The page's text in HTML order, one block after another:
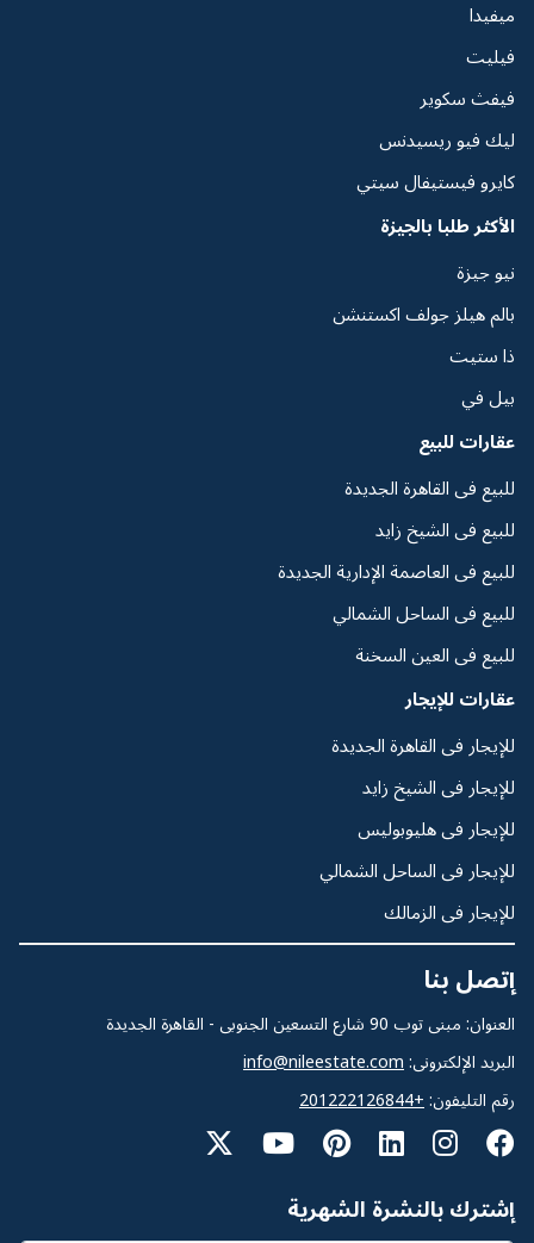
ميفيدا
فيليت
فيفث سكوير
ليك فيو ريسيدنس
كايرو فيستيفال سيتي
الأكثر طلبا بالجيزة
نيو جيزة
بالم هيلز جولف اكستنشن
ذا ستيت
بيل في
عقارات للبيع
للبيع فى القاهرة الجديدة
للبيع فى الشيخ زايد
للبيع فى العاصمة الإدارية الجديدة
للبيع فى الساحل الشمالي
للبيع فى العين السخنة
عقارات للإيجار
للإيجار فى القاهرة الجديدة
للإيجار فى الشيخ زايد
للإيجار فى هليوبوليس
للإيجار فى الساحل الشمالي
للإيجار فى الزمالك
إتصل بنا
العنوان: مبنى توب 90 شارع التسعين الجنوبى - القاهرة الجديدة
البريد الإلكترونى: info@nileestate.com
رقم التليفون: +201222126844
إشترك بالنشرة الشهرية